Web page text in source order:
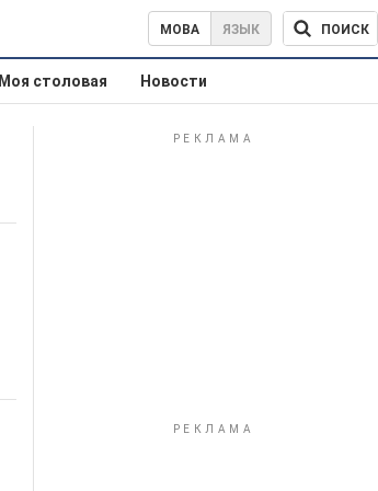
МОВА ЯЗЫК ПОИСК
Моя столовая Новости